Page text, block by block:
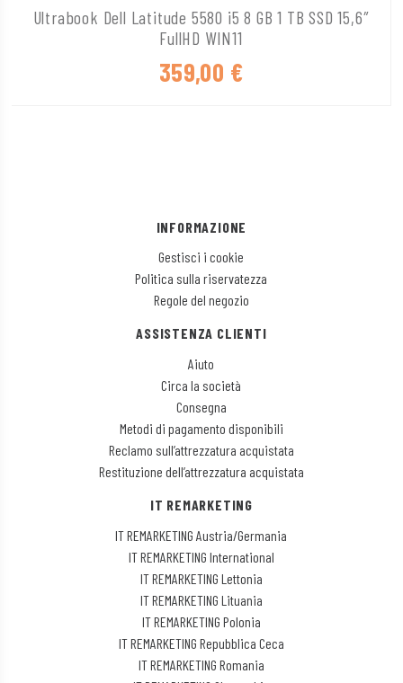
Ultrabook Dell Latitude 5580 i5 8 GB 1 TB SSD 15,6″
FullHD WIN11
359,00 €
INFORMAZIONE
Gestisci i cookie
Politica sulla riservatezza
Regole del negozio
ASSISTENZA CLIENTI
Aiuto
Circa la società
Consegna
Metodi di pagamento disponibili
Reclamo sull’attrezzatura acquistata
Restituzione dell’attrezzatura acquistata
IT REMARKETING
IT REMARKETING Austria/Germania
IT REMARKETING International
IT REMARKETING Lettonia
IT REMARKETING Lituania
IT REMARKETING Polonia
IT REMARKETING Repubblica Ceca
IT REMARKETING Romania